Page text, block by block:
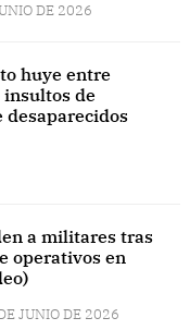
DE 2026
huye entre
de
a militares tras
operativos en
JUNIO DE 2026